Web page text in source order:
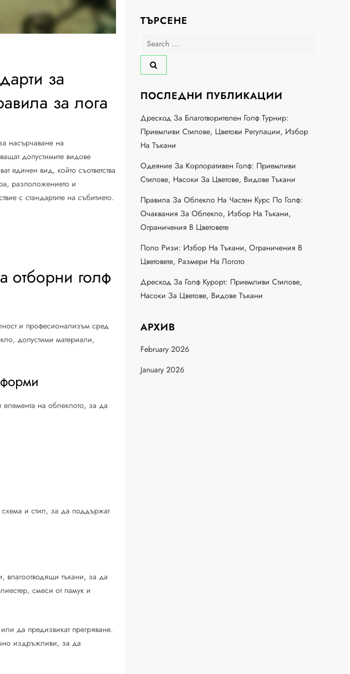
за
за лога
насърчаване на
допустимите видове
единен вид, който съответства
разположението и
с стандартите на събитието.
отборни голф
и професионализъм сред
допустими материали,
на облеклото, за да
схема и стил, за да поддържат
влагоотводящи тъкани, за да
смеси от памук и
да предизвикат прегряване.
издръжливи, за да
ТЪРСЕНЕ
Search
for:
ПОСЛЕДНИ ПУБЛИКАЦИИ
Дрескод За Благотворителен Голф Турнир:
Приемливи Стилове, Цветови Регулации, Избор
На Тъкани
Одеяние За Корпоративен Голф: Приемливи
Стилове, Насоки За Цветове, Видове Тъкани
Правила За Облекло На Частен Курс По Голф:
Очаквания За Облекло, Избор На Тъкани,
Ограничения В Цветовете
Поло Ризи: Избор На Тъкани, Ограничения В
Цветовете, Размери На Логото
Дрескод За Голф Курорт: Приемливи Стилове,
Насоки За Цветове, Видове Тъкани
АРХИВ
February 2026
January 2026